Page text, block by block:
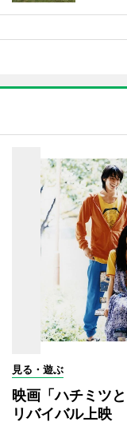
見る・遊ぶ
映画「ハチミツ
リバイバル上映